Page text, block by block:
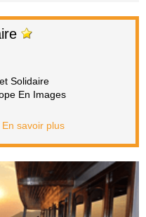
Solidaire
En Images
En savoir plus